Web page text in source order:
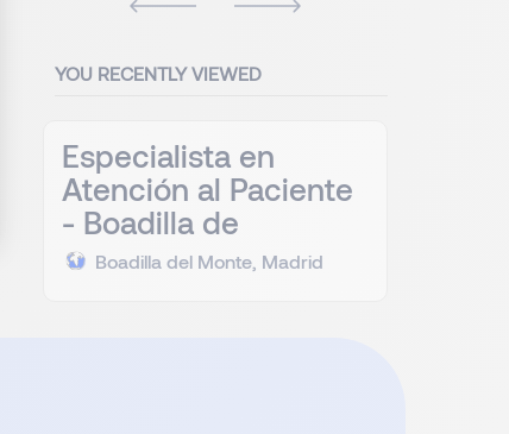
YOU RECENTLY VIEWED
Especialista en
Atención al Paciente
- Boadilla de
Boadilla del Monte, Madrid